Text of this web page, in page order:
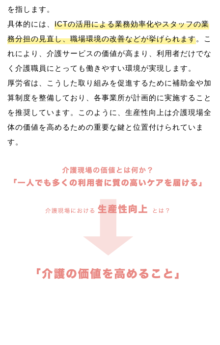
を指します。
具体的には、 ICTの活用による業務効率化やスタッフの業
務分担の見直し、職場環境の改善などが挙げられます。こ
れにより、介護サービスの価値が高まり、利用者だけでな
く介護職員にとっても働きやすい環境が実現します。
厚労省は、こうした取り組みを促進するために補助金や加
算制度を整備しており、各事業所が計画的に実施すること
を推奨しています。このように、生産性向上は介護現場全
体の価値を高めるための重要な鍵と位置付けられていま